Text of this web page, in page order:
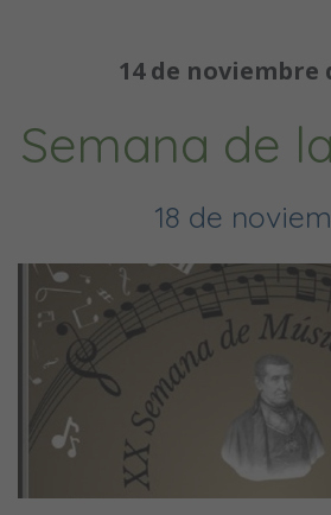
14 de noviembre
Semana de
18 de